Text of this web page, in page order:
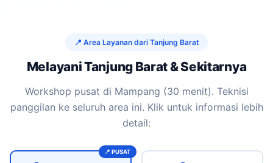
📍 Area Layanan dari Tanjung Barat
Melayani Tanjung Barat & Sekitarnya
Workshop pusat di Mampang (30 menit). Teknisi
panggilan ke seluruh area ini. Klik untuk informasi lebih
detail: